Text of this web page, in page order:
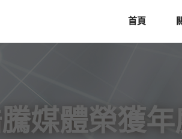
首頁
騰媒體榮獲